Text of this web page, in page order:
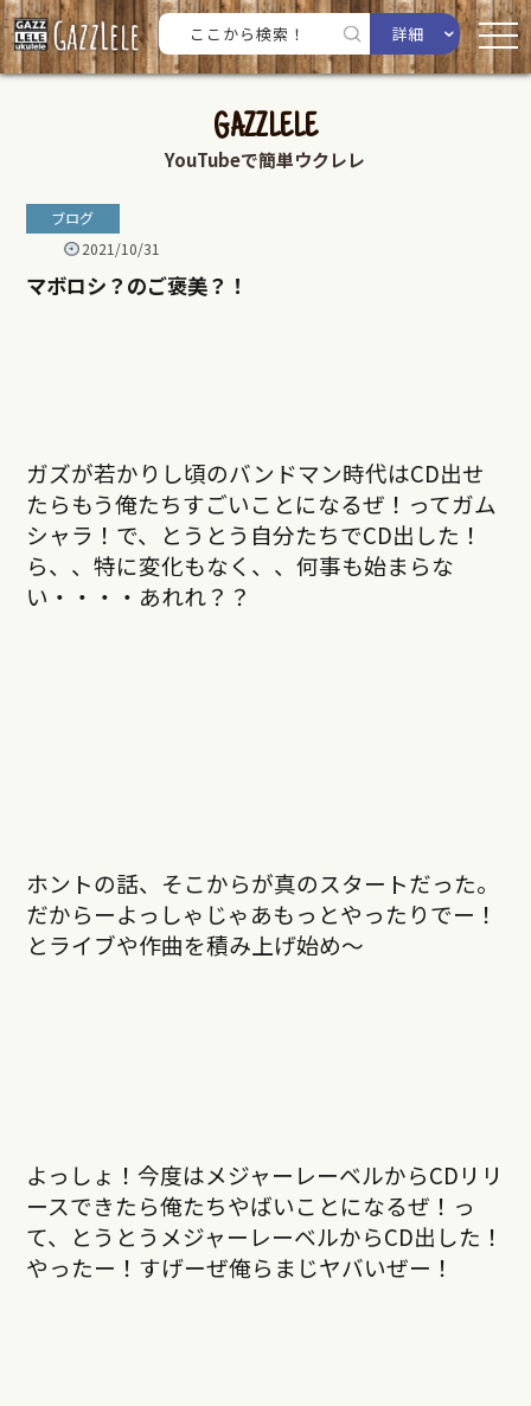
詳細
GAZZLELE
YouTubeで簡単ウクレレ
ブログ
2021/10/31
マボロシ？のご褒美？！
ガズが若かりし頃のバンドマン時代はCD出せ
たらもう俺たちすごいことになるぜ！ってガム
シャラ！で、とうとう自分たちでCD出した！
ら、、特に変化もなく、、何事も始まらな
い・・・・あれれ？？
ホントの話、そこからが真のスタートだった。
だからーよっしゃじゃあもっとやったりでー！
とライブや作曲を積み上げ始め〜
よっしょ！今度はメジャーレーベルからCDリリ
ースできたら俺たちやばいことになるぜ！っ
て、とうとうメジャーレーベルからCD出した！
やったー！すげーぜ俺らまじヤバいぜー！